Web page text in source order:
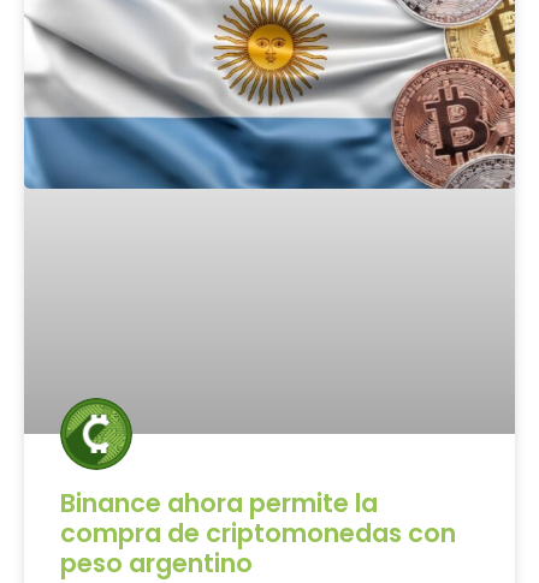
Binance ahora permite la
compra de criptomonedas con
peso argentino